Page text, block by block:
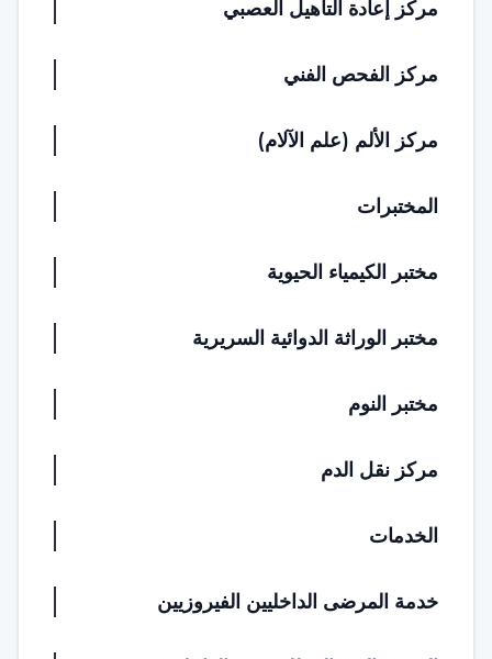
مركز إعادة التأهيل العصبي
مركز الفحص الفني
مركز الألم (علم الآلام)
المختبرات
مختبر الكيمياء الحيوية
مختبر الوراثة الدوائية السريرية
مختبر النوم
مركز نقل الدم
الخدمات
خدمة المرضى الداخليين الفيروزيين